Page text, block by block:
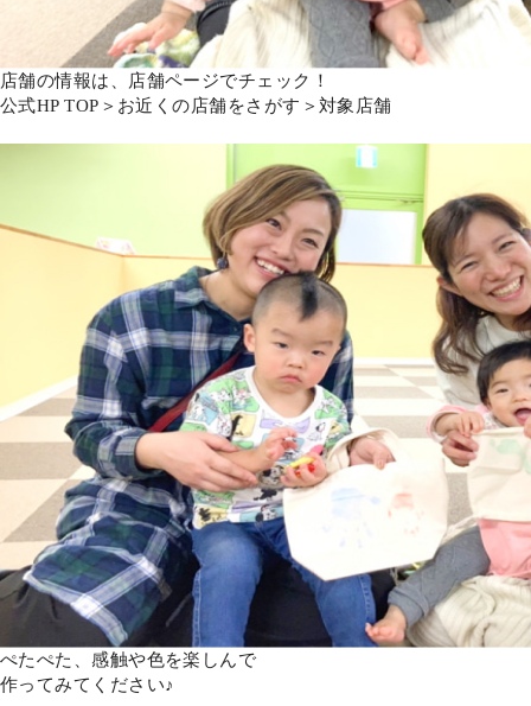
店舗の情報は、店舗ページでチェック！
公式HP TOP＞お近くの店舗をさがす＞対象店舗
ぺたぺた、感触や色を楽しんで
作ってみてください♪